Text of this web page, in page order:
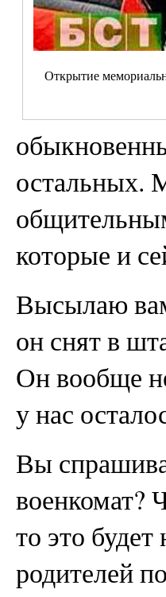
Открытие
остальных.
которые и
Высылаю
он снят в
Он вообще
у нас
Вы
военкомат?
то это
родителей